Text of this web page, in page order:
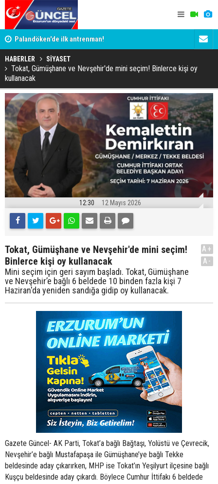
Palandöken'de ilk antrenman! Kaptan
HABERLER SİYASET
Tokat, Gümüşhane ve Nevşehir'de mini seçim! Binlerce kişi oy
kullanacak
12:30 12 Mayıs 2026
Tokat, Gümüşhane ve Nevşehir'de mini seçim!
Binlerce kişi oy kullanacak
Mini seçim için geri sayım başladı. Tokat, Gümüşhane
ve Nevşehir’e bağlı 6 beldede 10 binden fazla kişi 7
Haziran'da yeniden sandığa gidip oy kullanacak.
A+
A-
Gazete Güncel- AK Parti, Tokat’a bağlı Bağtaşı, Yolüstü ve Çevrecik,
Nevşehir’e bağlı Mustafapaşa ile Gümüşhane’ye bağlı Tekke
beldesinde aday çıkarırken, MHP ise Tokat’ın Yeşilyurt ilçesine bağlı
Kuşçu beldesinde aday çıkardı. Böylece Cumhur İttifakı 6 beldede